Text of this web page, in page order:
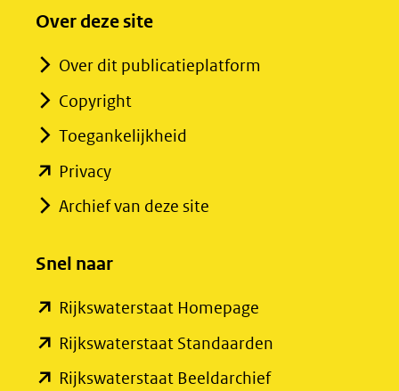
Over deze site
Over dit publicatieplatform
Copyright
Toegankelijkheid
Privacy(opent
in
venster)
naar
een
andere
Archief van deze site
Snel naar
Rijkswaterstaat Homepage
in
Rijkswaterstaat Standaarden
Rijkswaterstaat Beeldarchief(opent